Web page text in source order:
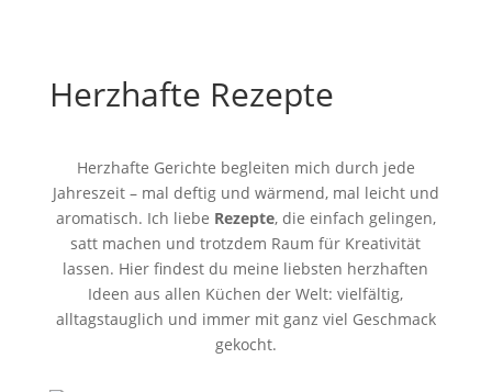
Herzhafte Rezepte
Herzhafte Gerichte begleiten mich durch jede
Jahreszeit – mal deftig und wärmend, mal leicht und
aromatisch. Ich liebe Rezepte, die einfach gelingen,
satt machen und trotzdem Raum für Kreativität
lassen. Hier findest du meine liebsten herzhaften
Ideen aus allen Küchen der Welt: vielfältig,
alltagstauglich und immer mit ganz viel Geschmack
gekocht.